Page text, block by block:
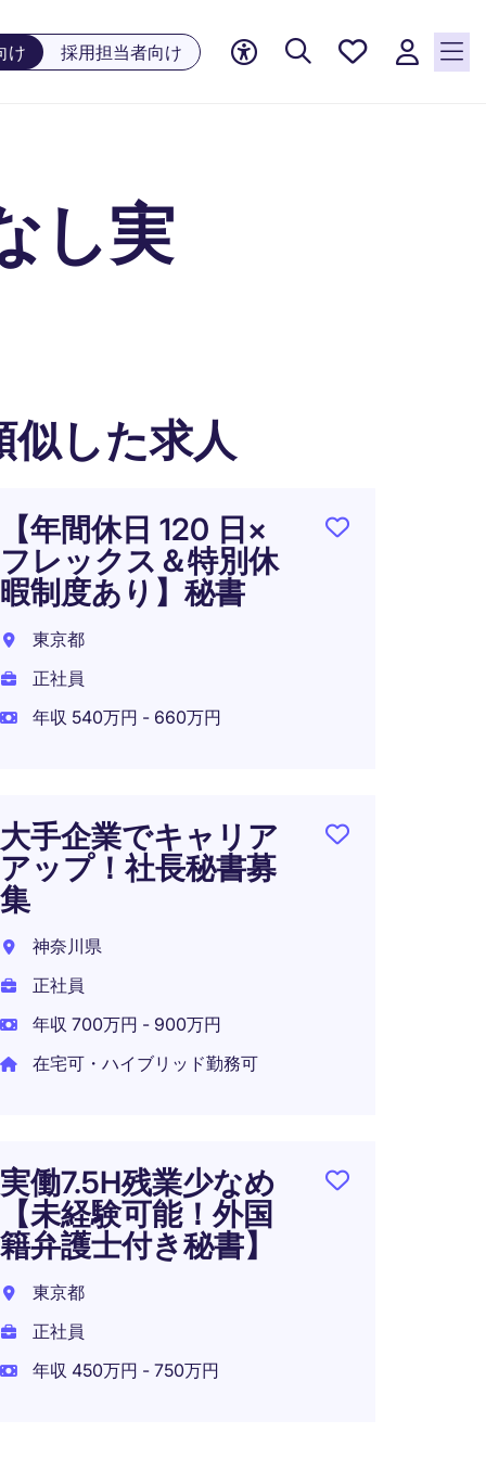
け 採用担当者向け
お気に
し実
似した求人
【年間休日 120 日×
フレックス＆特別休
暇制度あり】秘書
東京都
正社員
年収 540万円 - 660万円
大手企業でキャリア
アップ！社長秘書募
集
神奈川県
正社員
年収 700万円 - 900万円
在宅可・ハイブリッド勤務可
実働7.5H残業少なめ
【未経験可能！外国
籍弁護士付き秘書】
東京都
正社員
年収 450万円 - 750万円